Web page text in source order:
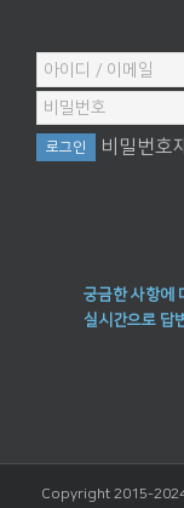
비밀번호
궁금한 사항에
실시간으로 답
Copyright 2015-